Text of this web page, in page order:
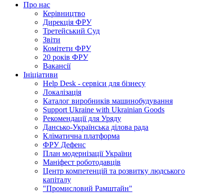
Про нас
Керівництво
Дирекція ФРУ
Третейський Суд
Звіти
Комітети ФРУ
20 років ФРУ
Вакансії
Ініціативи
Help Desk - сервіси для бізнесу
Локалізація
Каталог виробників машинобудування
Support Ukraine with Ukrainian Goods
Рекомендації для Уряду
Дансько-Українська ділова рада
Кліматична платформа
ФРУ Дефенс
План модернізації України
Маніфест роботодавців
Центр компетенцій та розвитку людського
капіталу
"Промисловий Рамштайн"